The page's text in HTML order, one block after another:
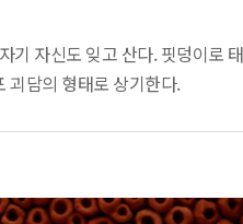
자신도 잊고 산다. 핏덩이로
괴담의 형태로 상기한다.